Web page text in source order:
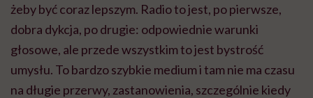
żeby być coraz lepszym. Radio to jest, po pierwsze,
dobra dykcja, po drugie: odpowiednie warunki
głosowe, ale przede wszystkim to jest bystrość
umysłu. To bardzo szybkie medium i tam nie ma czasu
na długie przerwy, zastanowienia, szczególnie kiedy